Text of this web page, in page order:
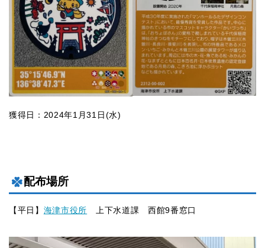
獲得日：2024年1月31日(水)
配布場所
【平日】 海津市役所 上下水道課 西館9番窓口